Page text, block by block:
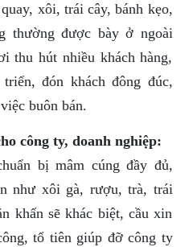
xôi, trái cây, bánh kẹo,
thường được bày ở ngoài
thu hút nhiều khách hàng,
đón khách đông đúc,
buôn bán.
công ty, doanh nghiệp:
bị mâm cúng đầy đủ,
như xôi gà, rượu, trà, trái
khấn sẽ khác biệt, cầu xin
tổ tiên giúp đỡ công ty